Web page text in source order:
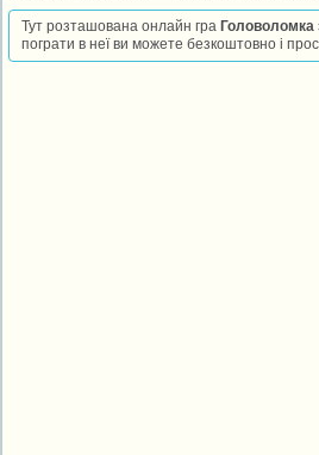
Тут розташована онлайн гра Головоломка
пограти в неї ви можете безкоштовно і